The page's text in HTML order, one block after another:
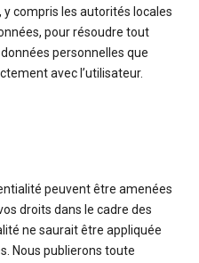
compris les autorités locales
pour résoudre tout
personnelles que
avec l’utilisateur.
peuvent être amenées
droits dans le cadre des
ne saurait être appliquée
Nous publierons toute